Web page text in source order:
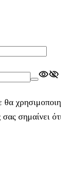
σημαίνει